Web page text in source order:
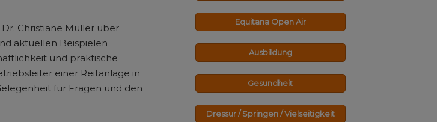
Christiane Müller über
aktuellen Beispielen
und praktische
einer Reitanlage in
für Fragen und den
Equitana Open Air
Ausbildung
Gesundheit
Dressur / Springen / Vielseitigkeit